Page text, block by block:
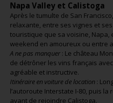
Napa Valley et Calistoga
Après le tumulte de San
relaxante, entre ses vignes et
touristique que sa voisine, Napa,
weekend en amoureux ou entre
A ne pas manquer : Le château
de détrôner les vins français
agréable et instructive.
Itinéraire en voiture de location :
l’autoroute Interstate I-80, puis la
avant de rejoindre Calistoga.